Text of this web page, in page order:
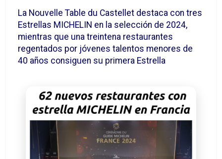
La Nouvelle Table du Castellet destaca con tres
Estrellas MICHELIN en la selección de 2024,
mientras que una treintena restaurantes
regentados por jóvenes talentos menores de
40 años consiguen su primera Estrella